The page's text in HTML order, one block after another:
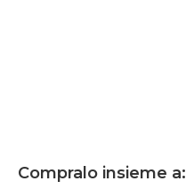
Compralo insieme a: